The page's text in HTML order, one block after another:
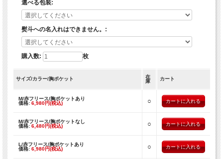
選べる包装:
熨斗への名入れはできません。:
購入数: 枚
サイズ/カラー/胸ポケット
在
庫
カート
M/赤フリース/胸ポケットあり
価格: 6,980円(税込) ○
M/赤フリース/胸ポケットなし
価格: 6,480円(税込) ○
L/赤フリース/胸ポケットあり
価格: 6,980円(税込) ○